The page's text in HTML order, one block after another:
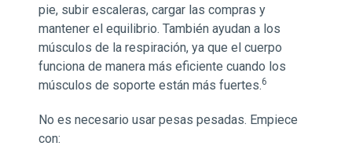
pie, subir escaleras, cargar las compras y
mantener el equilibrio. También ayudan a los
músculos de la respiración, ya que el cuerpo
funciona de manera más eficiente cuando los
músculos de soporte están más fuertes.6
No es necesario usar pesas pesadas. Empiece
con: